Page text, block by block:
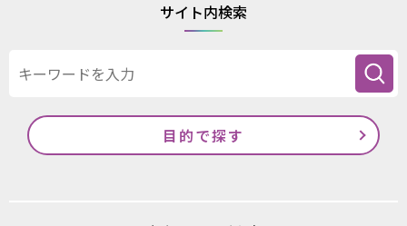
サイト内検索
目的で探す